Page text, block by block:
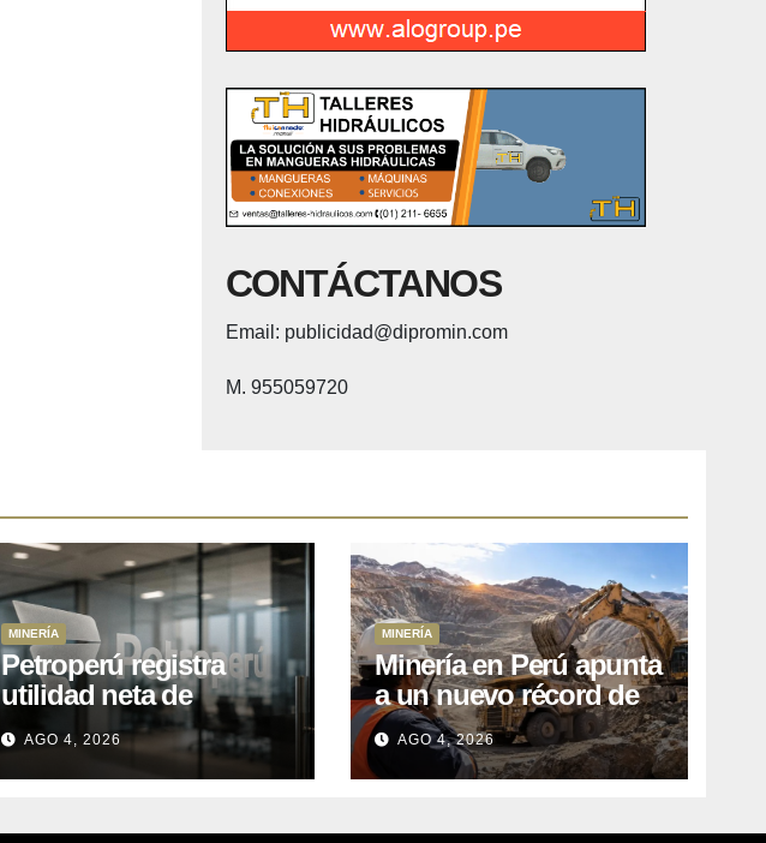
CONTÁCTANOS
Email: publicidad@dipromin.com
M. 955059720
MINERÍA
Petroperú registra
utilidad neta de
US$121 millones al
cierre del primer
semestre 2026
AGO 4, 2026
MINERÍA
Minería en Perú apunta
a un nuevo récord de
inversiones: crecen los
petitorios y el FMI insta
a destrabar proyectos
AGO 4, 2026